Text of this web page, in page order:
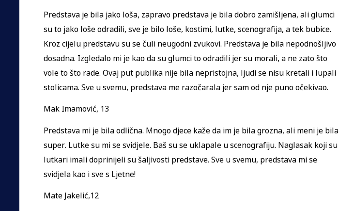
Predstava je bila jako loša, zapravo predstava je bila dobro zamišljena, ali glumci
su to jako loše odradili, sve je bilo loše, kostimi, lutke, scenografija, a tek bubice.
Kroz cijelu predstavu su se čuli neugodni zvukovi. Predstava je bila nepodnošljivo
dosadna. Izgledalo mi je kao da su glumci to odradili jer su morali, a ne zato što
vole to što rade. Ovaj put publika nije bila nepristojna, ljudi se nisu kretali i lupali
stolicama. Sve u svemu, predstava me razočarala jer sam od nje puno očekivao.
Mak Imamović, 13
Predstava mi je bila odlična. Mnogo djece kaže da im je bila grozna, ali meni je bila
super. Lutke su mi se svidjele. Baš su se uklapale u scenografiju. Naglasak koji su
lutkari imali doprinijeli su šaljivosti predstave. Sve u svemu, predstava mi se
svidjela kao i sve s Ljetne!
Mate Jakelić,12